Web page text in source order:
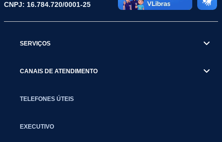
CNPJ: 16.784.720/0001-25
SERVIÇOS
CANAIS DE ATENDIMENTO
TELEFONES ÚTEIS
EXECUTIVO